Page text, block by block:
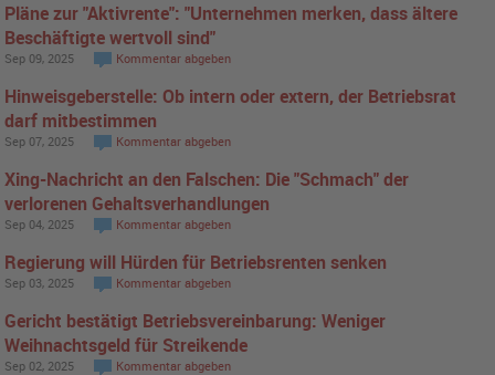
Pläne zur "Aktivrente": "Unternehmen merken, dass ältere
Beschäftigte wertvoll sind"
Sep 09, 2025 Kommentar abgeben
Hinweisgeberstelle: Ob intern oder extern, der Betriebsrat
darf mitbestimmen
Sep 07, 2025 Kommentar abgeben
Xing-Nachricht an den Falschen: Die "Schmach" der
verlorenen Gehaltsverhandlungen
Sep 04, 2025 Kommentar abgeben
Regierung will Hürden für Betriebsrenten senken
Sep 03, 2025 Kommentar abgeben
Gericht bestätigt Betriebsvereinbarung: Weniger
Weihnachtsgeld für Streikende
Sep 02, 2025 Kommentar abgeben